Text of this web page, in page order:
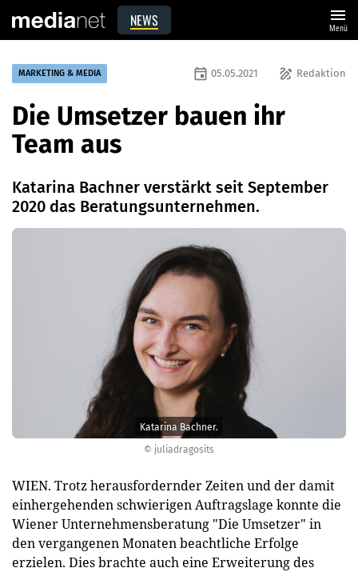
NEWS menu
Menü
© juliadragosits
Katarina Bachner.
MARKETING & MEDIA draw Redaktion
event 05.05.2021
Die Umsetzer bauen ihr
Team aus
Katarina Bachner verstärkt seit September
2020 das Beratungsunternehmen.
WIEN. Trotz herausfordernder Zeiten und der damit
einhergehenden schwierigen Auftragslage konnte die
Wiener Unternehmensberatung "Die Umsetzer" in
den vergangenen Monaten beachtliche Erfolge
erzielen. Dies brachte auch eine Erweiterung des